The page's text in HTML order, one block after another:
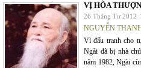
VỊ HÒA
26 Tháng Tư 2012
NGUYỄN
Vì đấu tranh cho
Ngài đã bị nhà
năm 1982, Ngài